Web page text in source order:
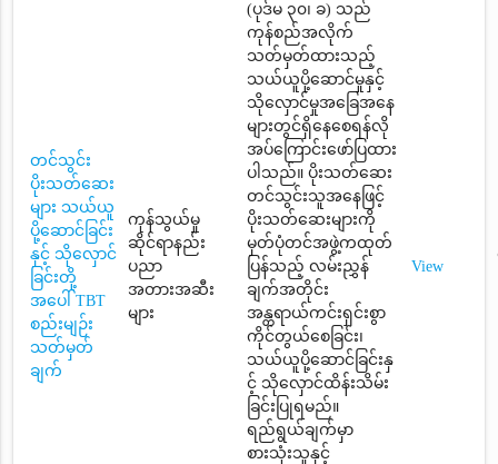
တင်သွင်း
ပိုးသတ်ဆေး
များ သယ်ယူ
ပို့ဆောင်ခြင်း
နှင့် သိုလှောင်
ခြင်းတို့
အပေါ် TBT
စည်းမျဉ်း
သတ်မှတ်
ချက်
ကုန်သွယ်မှု
ဆိုင်ရာနည်း
ပညာ
အတားအဆီး
များ
(ပုဒ်မ ၃၀၊ ခ) သည်
ကုန်စည်အလိုက်
သတ်မှတ်ထားသည့်
သယ်ယူပို့ဆောင်မှုနှင့်
သိုလှောင်မှုအခြေအနေ
များတွင်ရှိနေစေရန်လို
အပ်ကြောင်းဖော်ပြထား
ပါသည်။ ပိုးသတ်ဆေး
တင်သွင်းသူအနေဖြင့်
ပိုးသတ်ဆေးများကို
မှတ်ပုံတင်အဖွဲ့ကထုတ်
ပြန်သည့် လမ်းညွှန်
ချက်အတိုင်း
အန္တရာယ်ကင်းရှင်းစွာ
ကိုင်တွယ်စေခြင်း၊
သယ်ယူပို့ဆောင်ခြင်းနှ
င့် သိုလှောင်ထိန်းသိမ်း
ခြင်းပြုရမည်။
ရည်ရွယ်ချက်မှာ
စားသုံးသူနှင့်
View